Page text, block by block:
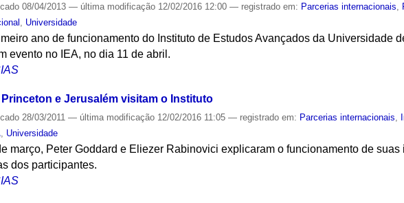
08/04/2013— última modificação 12/02/2016 12:00— registrado em: Parcerias internacionais
Universidade
ano de funcionamento do Instituto de Estudos Avançados da Universidade
evento no IEA, no dia 11 de abril.
e Jerusalém visitam o Instituto
28/03/2011— última modificação 12/02/2016 11:05— registrado em: Parcerias internacionais,
, Universidade
março, Peter Goddard e Eliezer Rabinovici explicaram o funcionamento de suas
dos participantes.